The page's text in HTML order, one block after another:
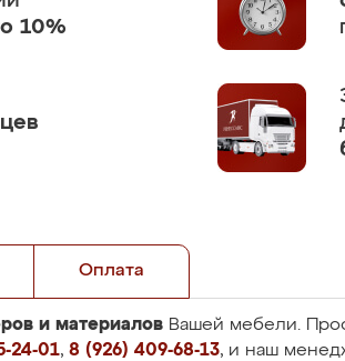
10%
Оплата
и материалов Вашей мебели.
24-01, 8 (926) 409-68-13, и наш